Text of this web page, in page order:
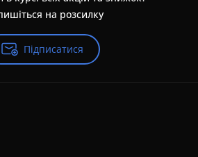
на розсилку
Підписатися